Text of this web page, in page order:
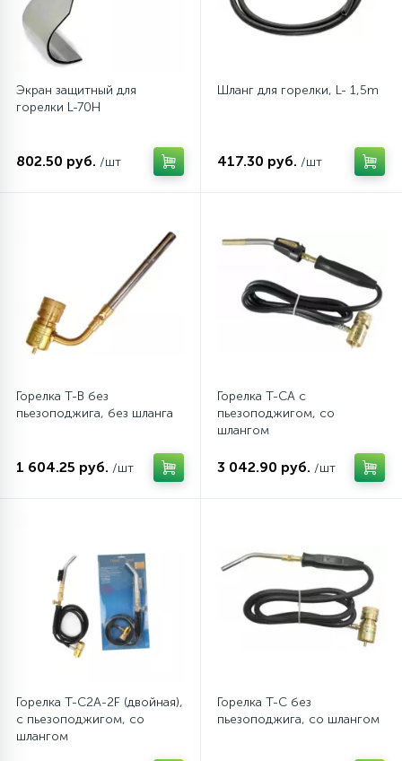
Сливные фильтры
Смазки
Стекла люка
15
Таходатчики
ТЭНы (нагревательные элементы)
Улитки помп
Шкивы барабана
Шланги слива
Щетки двигателя
20
Экран защитный для
горелки L-70H
802.50 руб. /шт
Шланг для горелки, L- 1,5m
417.30 руб. /шт
Горелка T-В без
пьезоподжига, без шланга
1 604.25 руб. /шт
Горелка T-CA с
пьезоподжигом, со
шлангом
3 042.90 руб. /шт
Горелка T-C2A-2F (двойная),
с пьезоподжигом, со
шлангом
Горелка T-C без
пьезоподжига, со шлангом